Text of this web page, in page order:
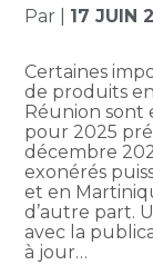
Par 17 JUIN
Certaines
de produits
Réunion sont
pour 2025
décembre
exonérés
et en
d’autre part.
avec la
à jour…